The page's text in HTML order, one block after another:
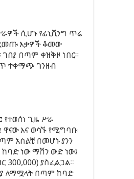
ሲሆኑ የፊኒሺንግ ጥሬ
እቃዎች ቆመው
ገበያ በጣም ቀዝቅዞ ነበር።
ተቀማጭ ገንዘብ
ጊዜ ሥራ
ዋናው እና ወሳኙ የሚግባቡ
አሰልቺ በመሆኑ ያንን
ነው ማሽን ውድ ነው፤
ያስፈልጋል።
ለማሟላት በጣም ከባድ